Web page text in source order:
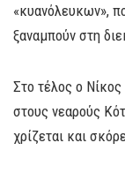
«κυανόλευκων»,
ξαναμπούν στη
Στο τέλος ο
στους νεαρούς
χρίζεται και